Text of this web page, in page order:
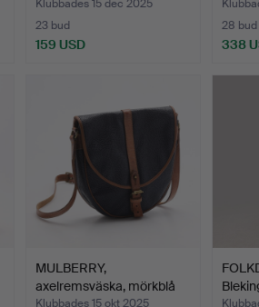
Klubbades 15 dec 2025
23 bud
159 USD
28 bud
338
MULBERRY,
axelremsväska, mörkblå
Klubbades 15 okt 2025